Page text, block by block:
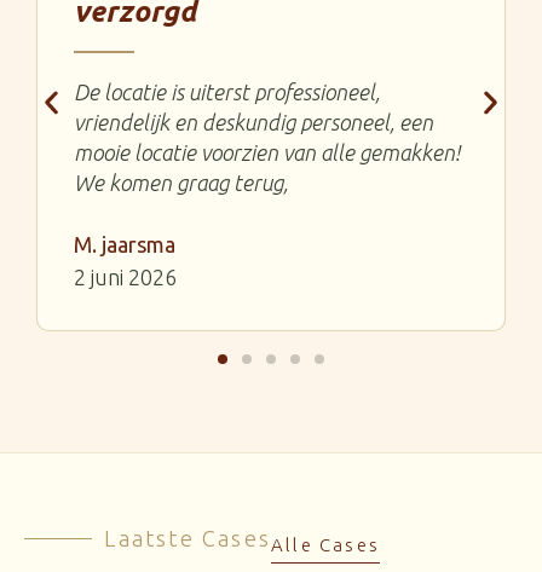
verzorgd
De locatie is uiterst professioneel,
vriendelijk en deskundig personeel, een
mooie locatie voorzien van alle gemakken!
We komen graag terug,
M. jaarsma
2 juni 2026
Laatste CasesAlle Cases